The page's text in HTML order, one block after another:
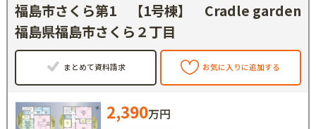
福島市さくら第1 【1号棟】 Cradle garden
福島県福島市さくら２丁目
まとめて資料請求 お気に入りに追加する
2,390万円